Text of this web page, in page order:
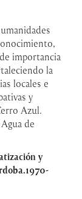
importancia
la
locales e
y
Azul.
de
y